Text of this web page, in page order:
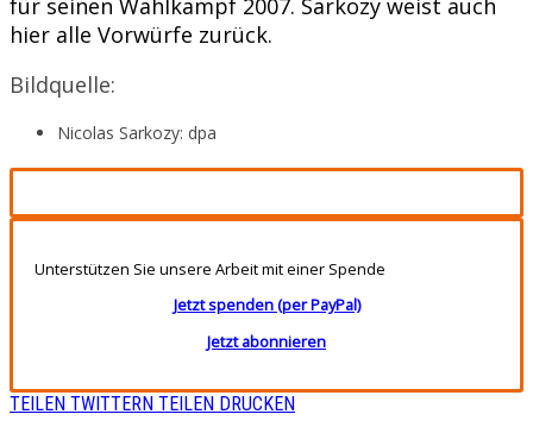
für seinen Wahlkampf 2007. Sarkozy weist auch
hier alle Vorwürfe zurück.
Bildquelle:
Nicolas Sarkozy: dpa
Unterstützen Sie unsere Arbeit mit einer Spende
Jetzt spenden (per PayPal)
Jetzt abonnieren
TEILEN TWITTERN TEILEN DRUCKEN